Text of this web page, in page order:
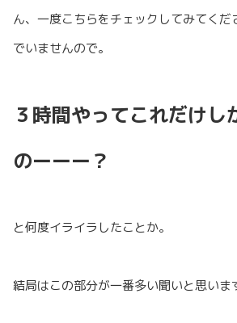
ん、一度こちらをチェックしてみてくだ
でいませんので。
３時間やってこれだけし
のーーー？
と何度イライラしたことか。
結局はこの部分が一番多い聞いと思いま